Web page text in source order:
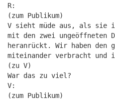
R:
(zum Publikum)
V sieht müde aus, als sie
mit den zwei ungeöffneten
heranrückt. Wir haben den
miteinander verbracht und
(zu V)
War das zu viel?
V:
(zum Publikum)